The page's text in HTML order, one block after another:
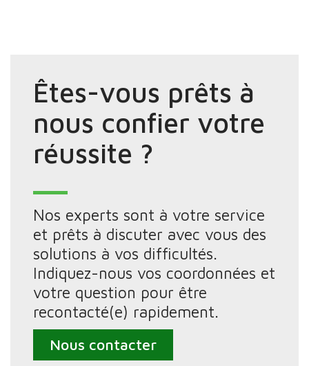
Êtes-vous prêts à
nous confier votre
réussite ?
Nos experts sont à votre service
et prêts à discuter avec vous des
solutions à vos difficultés.
Indiquez-nous vos coordonnées et
votre question pour être
recontacté(e) rapidement.
Nous contacter